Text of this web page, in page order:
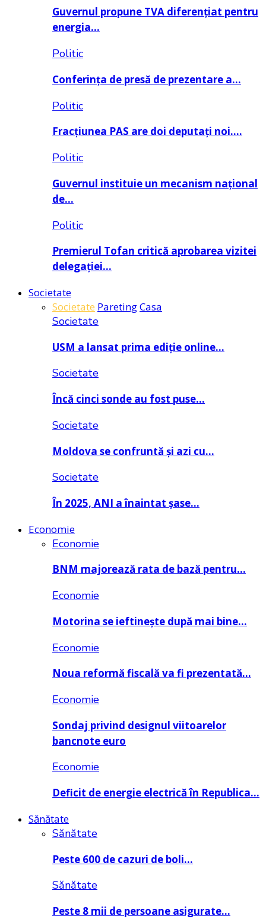
Guvernul propune TVA diferențiat pentru
energia…
Politic
Conferința de presă de prezentare a…
Politic
Fracțiunea PAS are doi deputați noi….
Politic
Guvernul instituie un mecanism național
de…
Politic
Premierul Tofan critică aprobarea vizitei
delegației…
Societate
Societate ParetingCasa
Societate
USM a lansat prima ediție online…
Societate
Încă cinci sonde au fost puse…
Societate
Moldova se confruntă și azi cu…
Societate
În 2025, ANI a înaintat șase…
Economie
Economie
BNM majorează rata de bază pentru…
Economie
Motorina se ieftinește după mai bine…
Economie
Noua reformă fiscală va fi prezentată…
Economie
Sondaj privind designul viitoarelor
bancnote euro
Economie
Deficit de energie electrică în Republica…
Sănătate
Sănătate
Peste 600 de cazuri de boli…
Sănătate
Peste 8 mii de persoane asigurate…